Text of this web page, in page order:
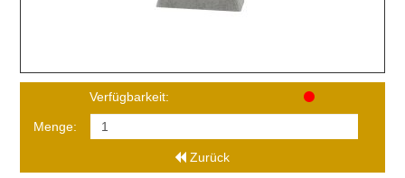
Verfügbarkeit:
Menge:
Zurück